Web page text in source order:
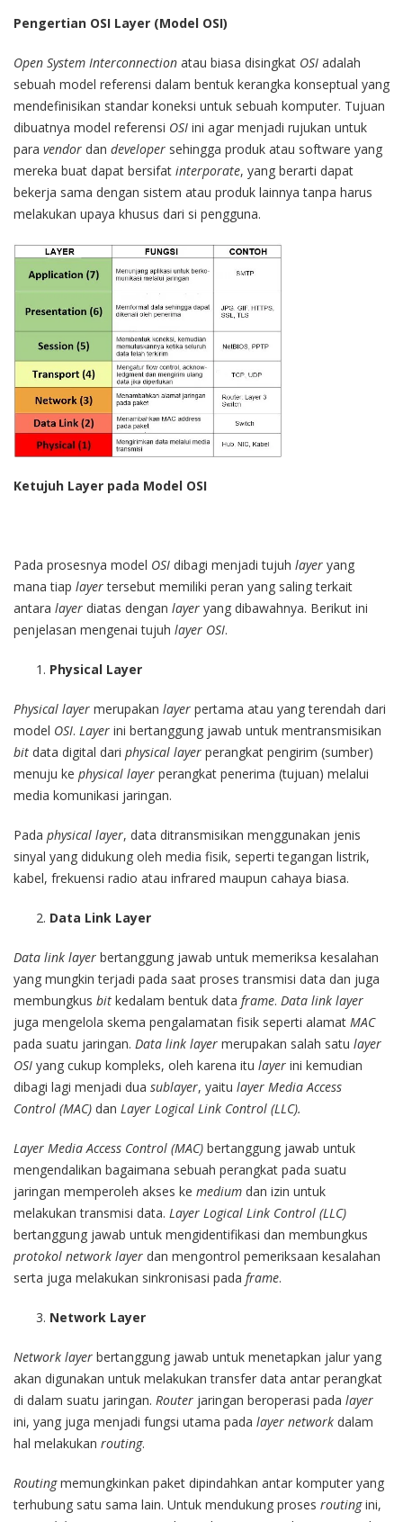
Pengertian OSI Layer (Model OSI)
Open System Interconnection atau biasa disingkat OSI adalah
sebuah model referensi dalam bentuk kerangka konseptual yang
mendefinisikan standar koneksi untuk sebuah komputer. Tujuan
dibuatnya model referensi OSI ini agar menjadi rujukan untuk
para vendor dan developer sehingga produk atau software yang
mereka buat dapat bersifat interporate, yang berarti dapat
bekerja sama dengan sistem atau produk lainnya tanpa harus
melakukan upaya khusus dari si pengguna.
Ketujuh Layer pada Model OSI
Pada prosesnya model OSI dibagi menjadi tujuh layer yang
mana tiap layertersebut memiliki peran yang saling terkait
antara layer diatas dengan layer yang dibawahnya. Berikut ini
penjelasan mengenai tujuh layer OSI.
Physical Layer
Physical layer merupakan layer pertama atau yang terendah dari
model OSI. Layer ini bertanggung jawab untuk mentransmisikan
bit data digital dari physical layer perangkat pengirim (sumber)
menuju ke physical layer perangkat penerima (tujuan) melalui
media komunikasi jaringan.
Pada physical layer, data ditransmisikan menggunakan jenis
sinyal yang didukung oleh media fisik, seperti tegangan listrik,
kabel, frekuensi radio atau infrared maupun cahaya biasa.
Data Link Layer
Data link layer bertanggung jawab untuk memeriksa kesalahan
yang mungkin terjadi pada saat proses transmisi data dan juga
membungkus bit kedalam bentuk data frame. Data link layer
juga mengelola skema pengalamatan fisik seperti alamat MAC
pada suatu jaringan. Data link layer merupakan salah satu layer
OSI yang cukup kompleks, oleh karena itu layer ini kemudian
dibagi lagi menjadi dua sublayer, yaitu layer Media Access
Control (MAC) dan Layer Logical Link Control (LLC).
Layer Media Access Control (MAC) bertanggung jawab untuk
mengendalikan bagaimana sebuah perangkat pada suatu
jaringan memperoleh akses ke medium dan izin untuk
melakukan transmisi data. Layer Logical Link Control (LLC)
bertanggung jawab untuk mengidentifikasi dan membungkus
protokol network layer dan mengontrol pemeriksaan kesalahan
serta juga melakukan sinkronisasi pada frame.
Network Layer
Network layer bertanggung jawab untuk menetapkan jalur yang
akan digunakan untuk melakukan transfer data antar perangkat
di dalam suatu jaringan. Router jaringan beroperasi pada layer
ini, yang juga menjadi fungsi utama pada layer network dalam
hal melakukan routing.
Routingmemungkinkan paket dipindahkan antar komputer yang
terhubung satu sama lain. Untuk mendukung proses routingini,